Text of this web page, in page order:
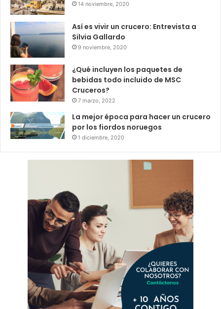
14 noviembre, 2020
Así es vivir un crucero: Entrevista a
Silvia Gallardo
9 noviembre, 2020
¿Qué incluyen los paquetes de
bebidas todo incluido de MSC
Cruceros?
7 marzo, 2022
La mejor época para hacer un crucero
por los fiordos noruegos
1 diciembre, 2020